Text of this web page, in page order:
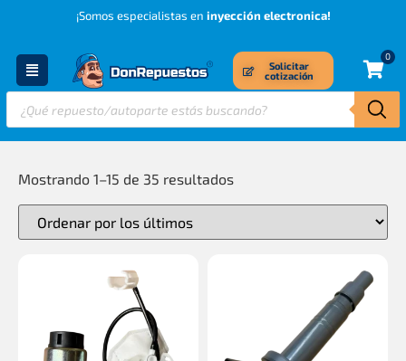
¡Somos especialistas en inyección electronica!
Solicitar
cotización
0
Mostrando 1–15 de 35 resultados